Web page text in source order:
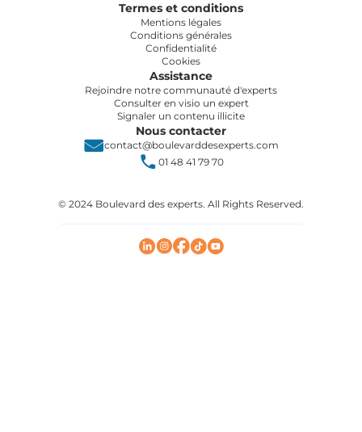
Termes et conditions
Mentions légales
Conditions générales
Confidentialité
Cookies
Assistance
Rejoindre notre communauté d'experts
Consulter en visio un expert
Signaler un contenu illicite
Nous contacter
contact@boulevarddesexperts.com
01 48 41 79 70
© 2024 Boulevard des experts. All Rights Reserved.